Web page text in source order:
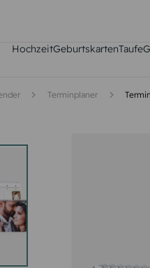
HochzeitGeburtskartenTaufe
Terminplaner